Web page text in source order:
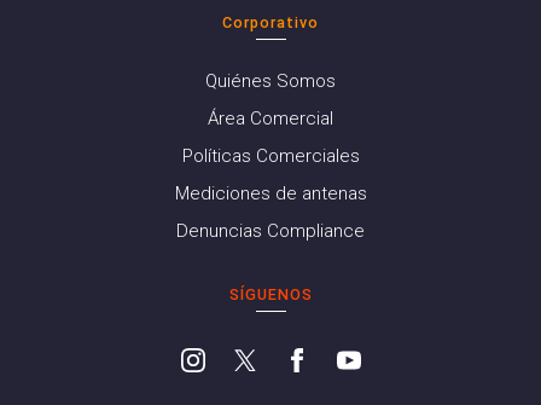
Corporativo
Quiénes Somos
Área Comercial
Políticas Comerciales
Mediciones de antenas
Denuncias Compliance
SÍGUENOS